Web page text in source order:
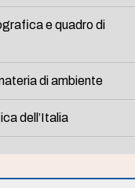
e quadro di
di ambiente
dell’Italia